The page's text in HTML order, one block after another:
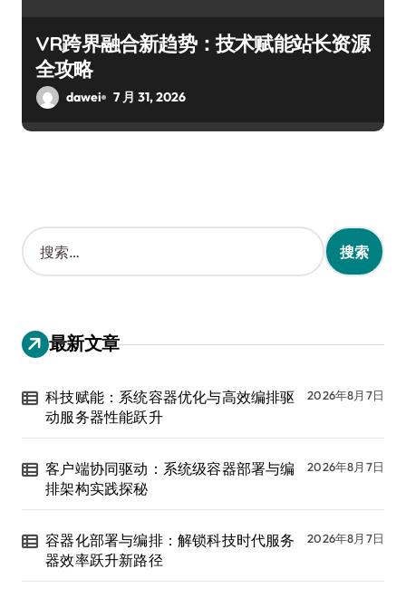
VR跨界融合新趋势：技术赋能站长资源
全攻略
dawei 7 月 31, 2026
搜
索
：
最新文章
科技赋能：系统容器优化与高效编排驱
动服务器性能跃升
2026年8月7日
客户端协同驱动：系统级容器部署与编
排架构实践探秘
2026年8月7日
容器化部署与编排：解锁科技时代服务
器效率跃升新路径
2026年8月7日